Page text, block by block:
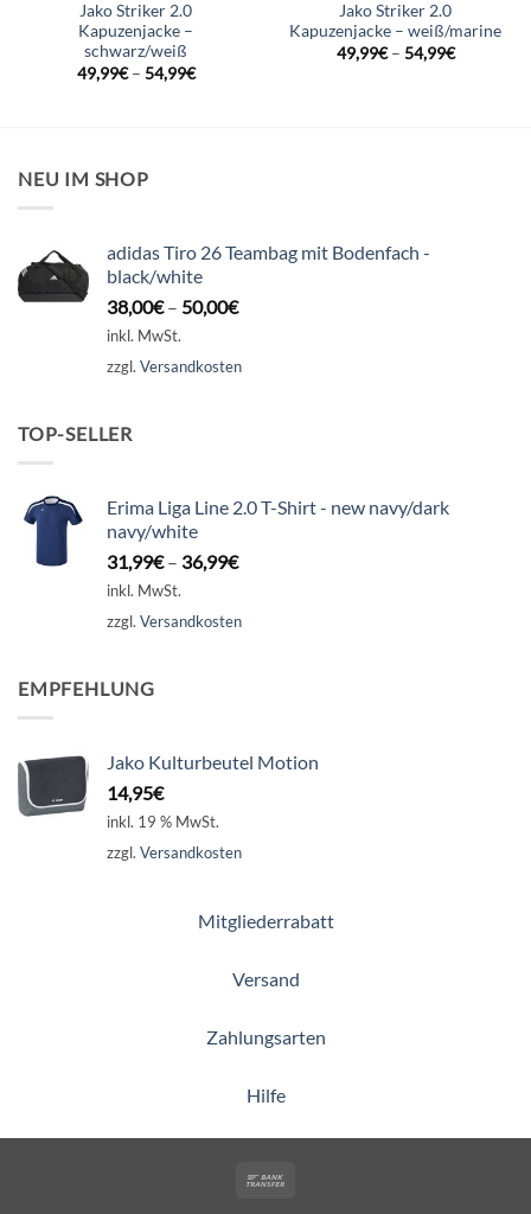
Jako Striker 2.0
Kapuzenjacke –
schwarz/weiß
49,99€– 54,99€
Jako Striker 2.0
Kapuzenjacke – weiß/marine
49,99€– 54,99€
NEU IM SHOP
adidas Tiro 26 Teambag mit Bodenfach -
black/white
38,00€– 50,00€
inkl. MwSt.
zzgl. Versandkosten
TOP-SELLER
Erima Liga Line 2.0 T-Shirt - new navy/dark
navy/white
31,99€– 36,99€
inkl. MwSt.
zzgl. Versandkosten
EMPFEHLUNG
Jako Kulturbeutel Motion
14,95€
inkl. 19 % MwSt.
zzgl. Versandkosten
Mitgliederrabatt
Versand
Zahlungsarten
Hilfe